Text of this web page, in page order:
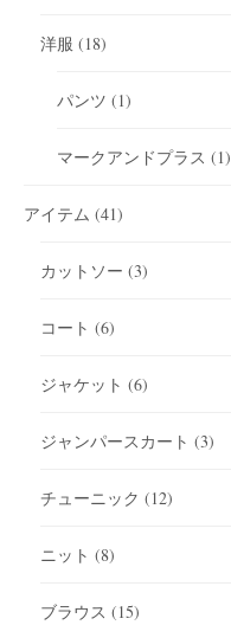
洋服 (18)
パンツ (1)
マークアンドプラス (1)
アイテム (41)
カットソー (3)
コート (6)
ジャケット (6)
ジャンパースカート (3)
チューニック (12)
ニット (8)
ブラウス (15)